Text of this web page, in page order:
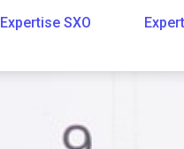
Expertise SXO